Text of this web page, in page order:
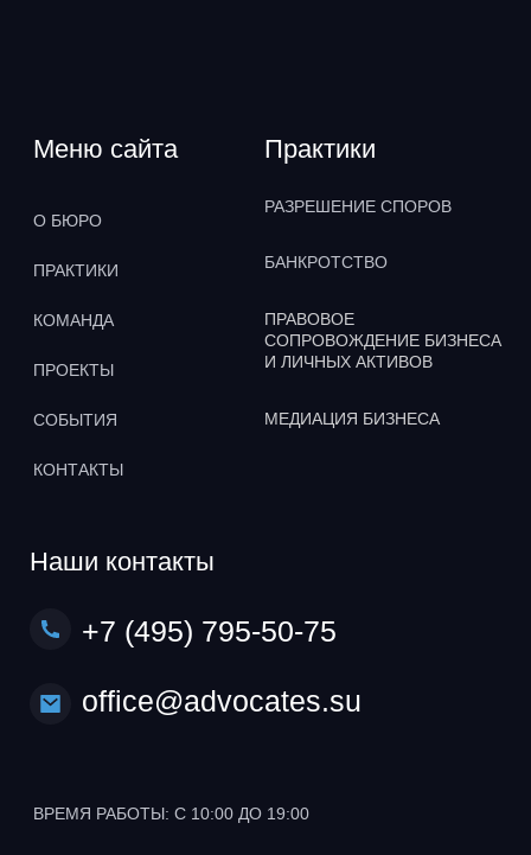
Политика использования файлов cookie
© 1991-2024, Адвокатское Бюро